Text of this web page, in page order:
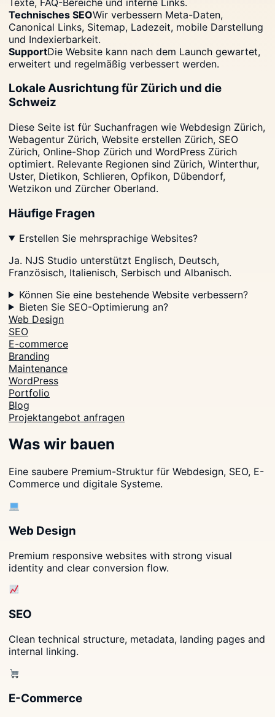
Technisches SEOWir verbessern Meta-Daten,
Canonical Links, Sitemap, Ladezeit, mobile Darstellung
und Indexierbarkeit.
SupportDie Website kann nach dem Launch gewartet,
erweitert und regelmäßig verbessert werden.
Lokale Ausrichtung für Zürich und die
Schweiz
Diese Seite ist für Suchanfragen wie Webdesign Zürich,
Webagentur Zürich, Website erstellen Zürich, SEO
Zürich, Online-Shop Zürich und WordPress Zürich
optimiert. Relevante Regionen sind Zürich, Winterthur,
Uster, Dietikon, Schlieren, Opfikon, Dübendorf,
Wetzikon und Zürcher Oberland.
Häufige Fragen
Erstellen Sie mehrsprachige Websites?
Ja. NJS Studio unterstützt Englisch, Deutsch,
Französisch, Italienisch, Serbisch und Albanisch.
Können Sie eine bestehende Website verbessern?
Bieten Sie SEO-Optimierung an?
Web Design
SEO
E-commerce
Branding
Maintenance
WordPress
Portfolio
Blog
Projektangebot anfragen
Was wir bauen
Eine saubere Premium-Struktur für Webdesign, SEO, E-
Commerce und digitale Systeme.
Web Design
Premium responsive websites with strong visual
identity and clear conversion flow.
SEO
Clean technical structure, metadata, landing pages and
internal linking.
E-Commerce